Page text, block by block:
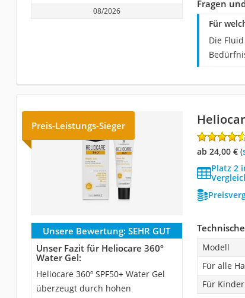
08/2026
Fragen
Für
Die
Preis-Leistungs-Sieger
ab 24,00 €(
Platz 2
Unsere Bewertung: SEHR GUT
Unser Fazit für Heliocare 360º
Water Gel:
Heliocare 360º SPF50+ Water Gel
überzeugt durch hohen
Modell
Für alle
Für